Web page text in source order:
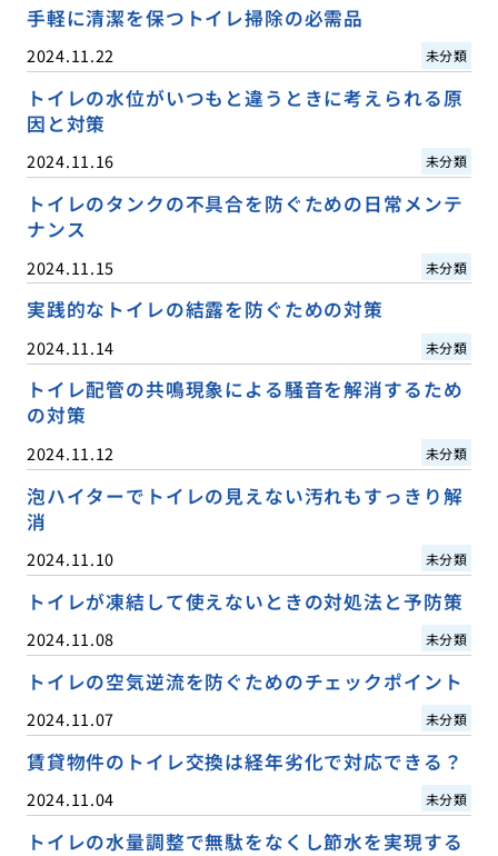
手軽に清潔を保つトイレ掃除の必需品
2024.11.22 未分類
トイレの水位がいつもと違うときに考えられる原
因と対策
2024.11.16 未分類
トイレのタンクの不具合を防ぐための日常メンテ
ナンス
2024.11.15 未分類
実践的なトイレの結露を防ぐための対策
2024.11.14 未分類
トイレ配管の共鳴現象による騒音を解消するため
の対策
2024.11.12 未分類
泡ハイターでトイレの見えない汚れもすっきり解
消
2024.11.10 未分類
トイレが凍結して使えないときの対処法と予防策
2024.11.08 未分類
トイレの空気逆流を防ぐためのチェックポイント
2024.11.07 未分類
賃貸物件のトイレ交換は経年劣化で対応できる？
2024.11.04 未分類
トイレの水量調整で無駄をなくし節水を実現する